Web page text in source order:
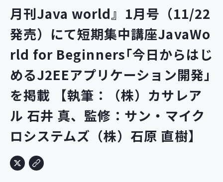
サービス
プロダクト開発支援
クラウド導入支援 Git導入支援
システム構築支援
定型コース 新入社員コース
カスタマイズコース 教材購入
パッケージ開発
月刊Java world』1月号（11/22
発売）にて短期集中講座JavaWo
rld for Beginners｢今日からはじ
めるJ2EEアプリケーション開発｣
を掲載 【執筆：（株）カサレア
ル 石井 真、監修：サン・マイク
ロシステムズ（株）石原 直樹】